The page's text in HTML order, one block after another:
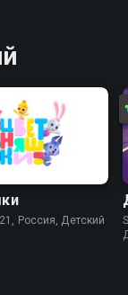
Россия, Детский